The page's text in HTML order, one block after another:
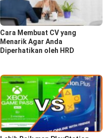
Cara Membuat CV yang
Menarik Agar Anda
Diperhatikan oleh HRD